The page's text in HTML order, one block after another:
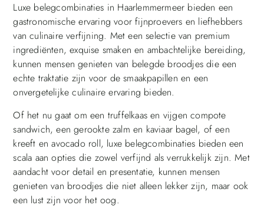
Luxe belegcombinaties in Haarlemmermeer bieden een
gastronomische ervaring voor fijnproevers en liefhebbers
van culinaire verfijning. Met een selectie van premium
ingrediënten, exquise smaken en ambachtelijke bereiding,
kunnen mensen genieten van belegde broodjes die een
echte traktatie zijn voor de smaakpapillen en een
onvergetelijke culinaire ervaring bieden.
Of het nu gaat om een truffelkaas en vijgen compote
sandwich, een gerookte zalm en kaviaar bagel, of een
kreeft en avocado roll, luxe belegcombinaties bieden een
scala aan opties die zowel verfijnd als verrukkelijk zijn. Met
aandacht voor detail en presentatie, kunnen mensen
genieten van broodjes die niet alleen lekker zijn, maar ook
een lust zijn voor het oog.